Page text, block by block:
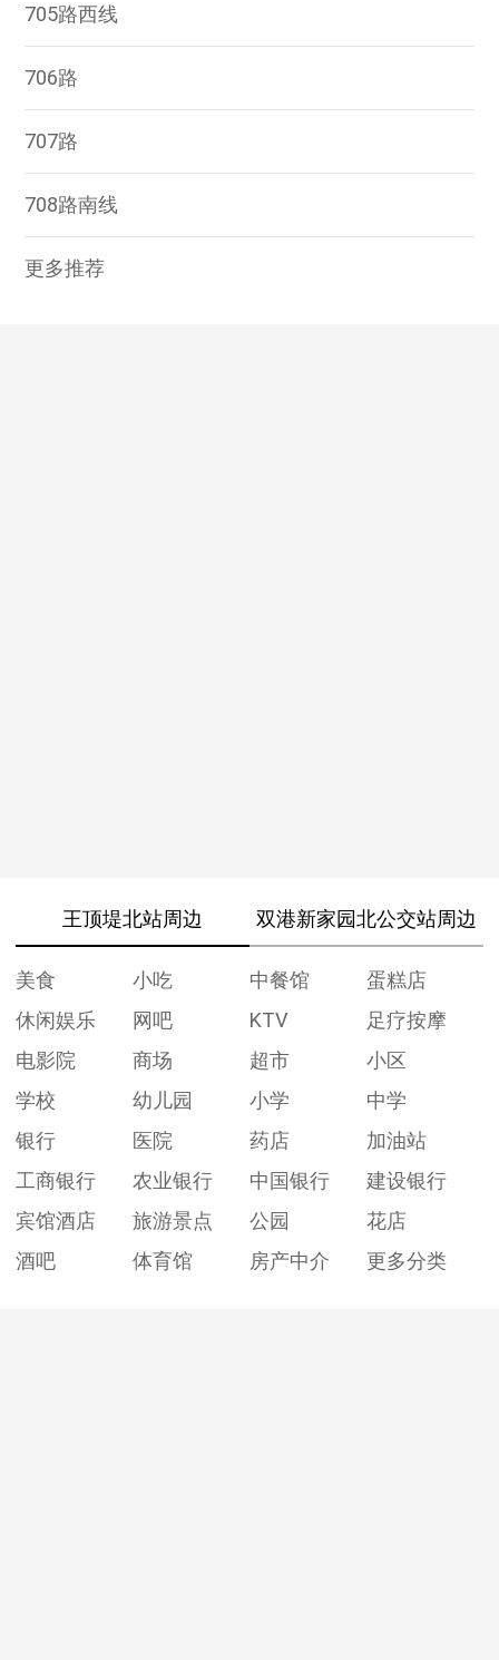
705路西线
706路
707路
708路南线
更多推荐
王顶堤北站周边 双港新家园北公交站周边
美食 小吃 中餐馆
蛋糕店
休闲娱乐
网吧 KTV
足疗按摩
电影院
商场 超市
小区
学校
幼儿园 小学
中学
银行
医院 药店
加油站
工商银行
农业银行 中国银行
建设银行
宾馆酒店
旅游景点 公园
花店
酒吧
体育馆 房产中介 更多分类